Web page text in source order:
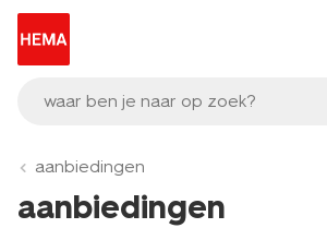
waar ben je naar op zoek?
aanbiedingen
aanbiedingen